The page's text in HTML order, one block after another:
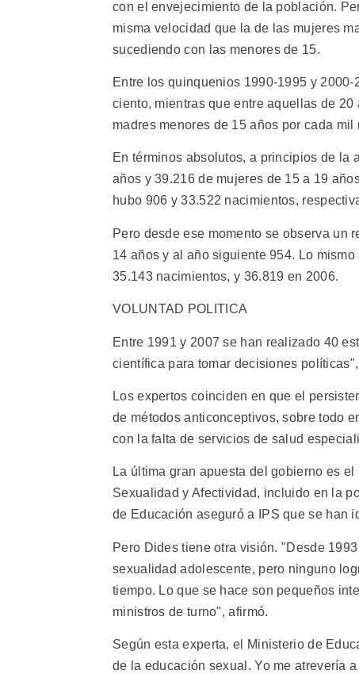
con el envejecimiento de la población.
misma velocidad que la de las mujeres
sucediendo con las menores de 15.
Entre los quinquenios 1990-1995 y
ciento, mientras que entre aquellas de
madres menores de 15 años por cada
En términos absolutos, a principios de la
años y 39.216 de mujeres de 15 a 19
hubo 906 y 33.522 nacimientos,
Pero desde ese momento se observa un
14 años y al año siguiente 954. Lo
35.143 nacimientos, y 36.819 en 2006.
VOLUNTAD POLITICA
Entre 1991 y 2007 se han realizado 40
científica para tomar decisiones
Los expertos coinciden en que el
de métodos anticonceptivos, sobre todo
con la falta de servicios de salud
La última gran apuesta del gobierno es
Sexualidad y Afectividad, incluido en la
de Educación aseguró a IPS que se han
Pero Dides tiene otra visión. "Desde
sexualidad adolescente, pero ninguno
tiempo. Lo que se hace son pequeños
ministros de turno", afirmó.
Según esta experta, el Ministerio de
de la educación sexual. Yo me atrevería